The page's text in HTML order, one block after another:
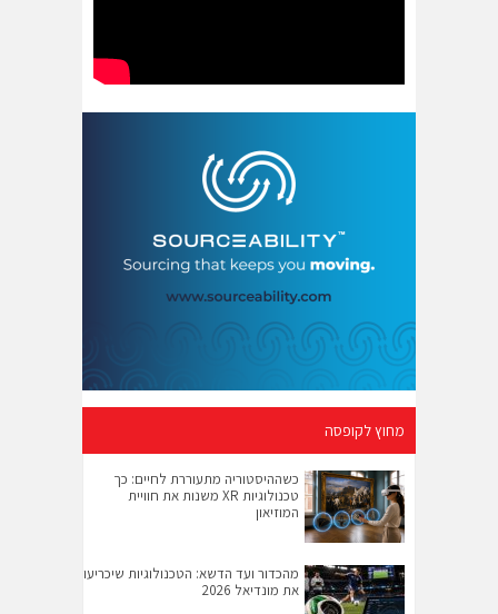
מחוץ לקופסה
כשההיסטוריה מתעוררת לחיים: כך
טכנולוגיות XR משנות את חוויית
המוזיאון
מהכדור ועד הדשא: הטכנולוגיות שיכריעו
את מונדיאל 2026